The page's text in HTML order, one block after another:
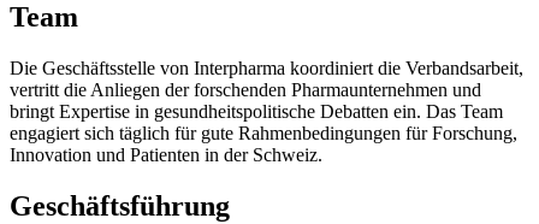
Team
Die Geschäftsstelle von Interpharma koordiniert die Verbandsarbeit,
vertritt die Anliegen der forschenden Pharmaunternehmen und
bringt Expertise in gesundheitspolitische Debatten ein. Das Team
engagiert sich täglich für gute Rahmenbedingungen für Forschung,
Innovation und Patienten in der Schweiz.
Geschäftsführung